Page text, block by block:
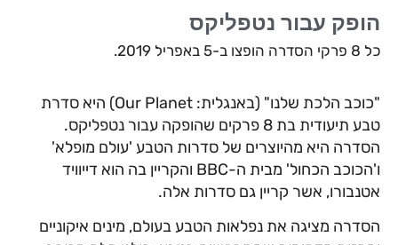
הופק עבור נטפליקס
כל 8 פרקי הסדרה הופצו ב-5 באפריל 2019.
"כוכב הלכת שלנו" (באנגלית: Our Planet) היא סדרת
טבע תיעודית בת 8 פרקים שהופקה עבור נטפליקס.
הסדרה היא מהיוצרים של סדרות הטבע 'עולם מופלא'
ו'הכוכב הכחול' מבית ה-BBC והקריין בה הוא דייוויד
אטנבורו, אשר קריין גם סדרות אלה.
הסדרה מציגה את נפלאות הטבע בעולם, מינים איקוניים